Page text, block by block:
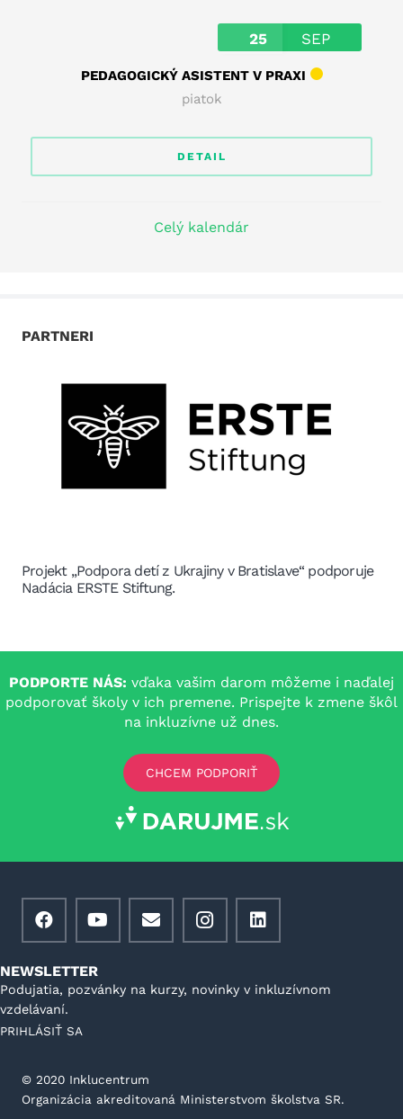
25 SEP
PEDAGOGICKÝ ASISTENT V PRAXI
piatok
DETAIL
Celý kalendár
PARTNERI
Podpora a začlenenie tínedžerov z Ukrajiny v Bratislave
„Tento projekt finančne podporil Bratislavský
samosprávny kraj“
PODPORTE NÁS: vďaka vašim darom môžeme i naďalej
podporovať školy v ich premene. Prispejte k zmene škôl
na inkluzívne už dnes.
CHCEM PODPORIŤ
NEWSLETTER
Podujatia, pozvánky na kurzy, novinky v inkluzívnom
vzdelávaní.
PRIHLÁSIŤ SA
©️ 2020 Inklucentrum
Organizácia akreditovaná Ministerstvom školstva SR.